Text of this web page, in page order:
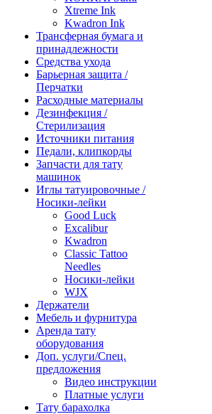
Xtreme Ink
Kwadron Ink
Трансферная бумага и
принадлежности
Средства ухода
Барьерная защита /
Перчатки
Расходные материалы
Дезинфекция /
Стерилизация
Источники питания
Педали, клипкорды
Запчасти для тату
машинок
Иглы татуировочные /
Носики-лейки
Good Luck
Excalibur
Kwadron
Classic Tattoo
Needles
Носики-лейки
WJX
Держатели
Мебель и фурнитура
Аренда тату
оборудования
Доп. услуги/Спец.
предложения
Видео инструкции
Платные услуги
Тату барахолка